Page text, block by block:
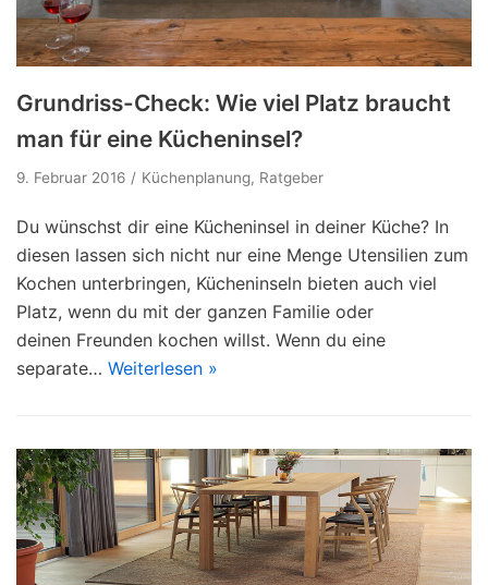
Grundriss-Check: Wie viel Platz braucht
man für eine Kücheninsel?
9. Februar 2016 Küchenplanung, Ratgeber
Du wünschst dir eine Kücheninsel in deiner Küche? In
diesen lassen sich nicht nur eine Menge Utensilien zum
Kochen unterbringen, Kücheninseln bieten auch viel
Platz, wenn du mit der ganzen Familie oder
deinen Freunden kochen willst. Wenn du eine
separate… Weiterlesen »